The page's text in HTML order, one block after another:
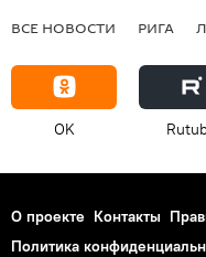
ВСЕ НОВОСТИ РИГА
OK
О проекте Контакты
Политика